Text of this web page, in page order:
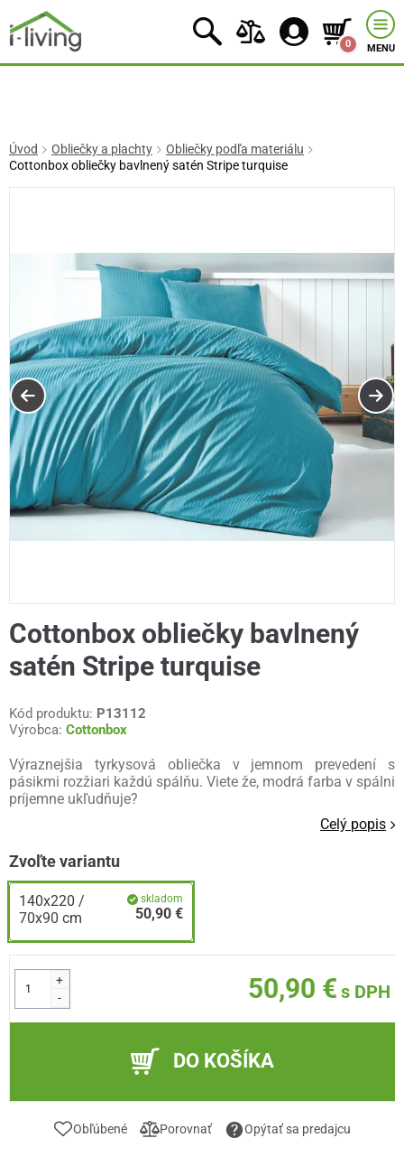
0 MENU
Úvod Obliečky a plachty
Obliečky podľa materiálu
Cottonbox obliečky bavlnený satén Stripe turquise
Cottonbox obliečky bavlnený
satén Stripe turquise
Kód produktu: P13112
Výrobca: Cottonbox
Výraznejšia tyrkysová obliečka v jemnom prevedení s
pásikmi rozžiari každú spálňu. Viete že, modrá farba v spálni
príjemne ukľudňuje?
Celý popis
Zvoľte variantu
140x220 /
70x90 cm
skladom
50,90 €
+
-
50,90 € s DPH
DO KOŠÍKA
Obľúbené Porovnať Opýtať sa predajcu